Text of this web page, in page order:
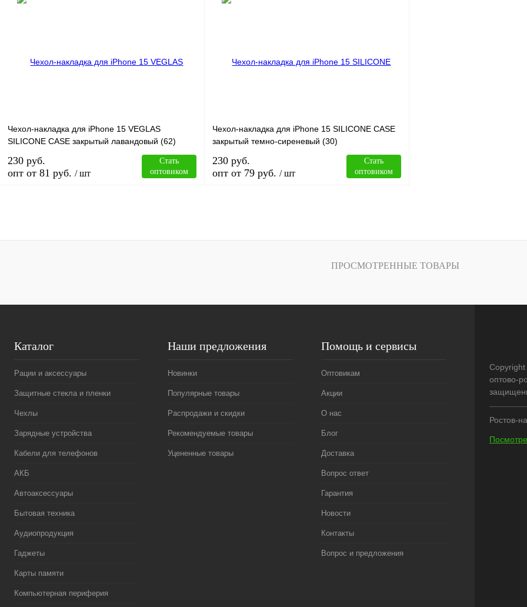
В избранное
В
В избранное
В
Чехол-накладка для iPhone 15 VEGLAS
SILICONE CASE закрытый лавандовый (62)
230 руб.
опт от 81 руб. / шт
Стать
оптовиком
Чехол-накладка для iPhone 15 SILICONE CASE
закрытый темно-сиреневый (30)
230 руб.
опт от 79 руб. / шт
Стать
оптовиком
ПРОСМОТРЕННЫЕ ТОВАРЫ
Каталог
Рации и аксессуары
Защитные стекла и пленки
Чехлы
Зарядные устройства
Кабели для телефонов
АКБ
Автоаксессуары
Бытовая техника
Аудиопродукция
Гаджеты
Карты памяти
Компьютерная периферия
Наши предложения
Новинки
Популярные товары
Распродажи и скидки
Рекомендуемые товары
Уцененные товары
Помощь и сервисы
Оптовикам
Акции
О нас
Блог
Доставка
Вопрос ответ
Гарантия
Новости
Контакты
Вопрос и предложения
оптово-
Ростов-